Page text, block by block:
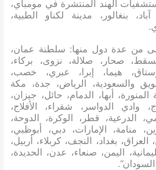
الهند المنتشرة في مومباي،
بنغالور، مدينة لكناو الطبية،
من عدة دول منها: سلطنة عمان،
صحار، صلالة، نزوى، بركاء،
هيما، إبرا، عبري، خصب،
والسعودية، الرياض، جدة، مكة
المنورة، أبها، الدمام، حائل، جيزان،
وادي الدواسر، شقراء، الأفلاج،
الدرعية، قطر، الوكرة، الدوحة،
منامة، الإمارات، دبي، أبوظبي،
العراق، بغداد، النجف، كربلاء، أربيل،
اليمن، صنعاء، عدن، الحديدة،